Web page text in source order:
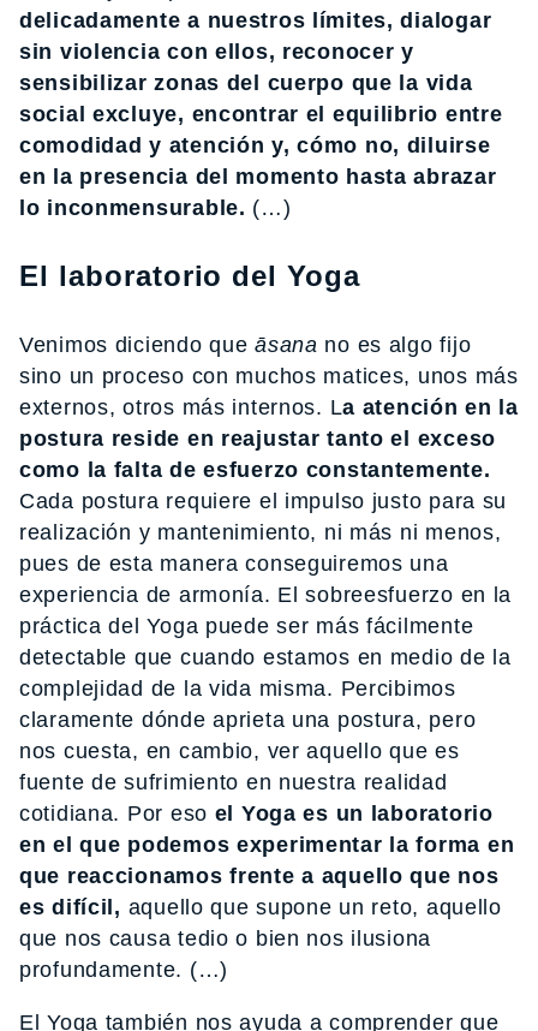
delicadamente a nuestros límites, dialogar
sin violencia con ellos, reconocer y
sensibilizar zonas del cuerpo que la vida
social excluye, encontrar el equilibrio entre
comodidad y atención y, cómo no, diluirse
en la presencia del momento hasta abrazar
lo inconmensurable. (…)
El laboratorio del Yoga
Venimos diciendo queāsana no es algo fijo
sino un proceso con muchos matices, unos más
externos, otros más internos. La atención en la
postura reside en reajustar tanto el exceso
como la falta de esfuerzo constantemente.
Cada postura requiere el impulso justo para su
realización y mantenimiento, ni más ni menos,
pues de esta manera conseguiremos una
experiencia de armonía. El sobreesfuerzo en la
práctica del Yoga puede ser más fácilmente
detectable que cuando estamos en medio de la
complejidad de la vida misma. Percibimos
claramente dónde aprieta una postura, pero
nos cuesta, en cambio, ver aquello que es
fuente de sufrimiento en nuestra realidad
cotidiana. Por eso el Yoga es un laboratorio
en el que podemos experimentar la forma en
que reaccionamos frente a aquello que nos
es difícil, aquello que supone un reto, aquello
que nos causa tedio o bien nos ilusiona
profundamente. (…)
El Yoga también nos ayuda a comprender que